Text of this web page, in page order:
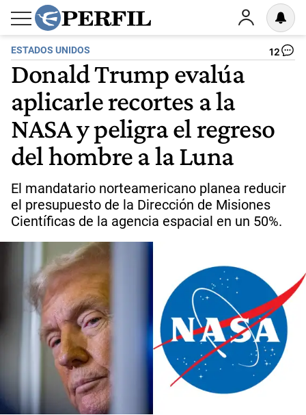
ESTADOS UNIDOS 12
Donald Trump evalúa
aplicarle recortes a la
NASA y peligra el regreso
del hombre a la Luna
El mandatario norteamericano planea reducir
el presupuesto de la Dirección de Misiones
Científicas de la agencia espacial en un 50%.